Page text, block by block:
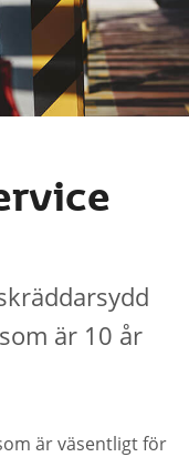
är 10 år
är väsentligt för